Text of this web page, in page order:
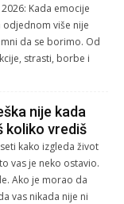
Kada emocije
odjednom više nije
da se borimo. Od
strasti, borbe i
nije kada
koliko vrediš
kako izgleda život
vas je neko ostavio.
Ako je morao da
vas nikada nije ni